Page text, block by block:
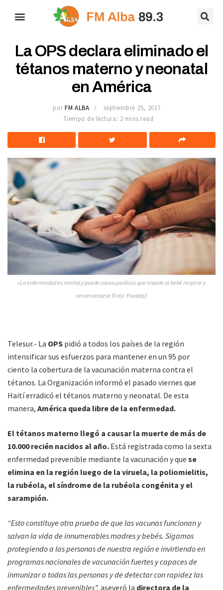
La OPS declara eliminado el
tétanos materno y neonatal
en América
por FM ALBA
septiembre 25, 2017
Tiempo de lectura: 2 mins read
»La enfermedad es mortal y puede causa parálisis que impide al bebé respirar y
amamantarse (Foto: Pixabay)
Telesur.- La OPS pidió a todos los países de la región
intensificar sus esfuerzos para mantener en un 95 por
ciento la cobertura de la vacunación materna contra el
tétanos. La Organización informó el pasado viernes que
Haití erradicó el tétanos materno y neonatal. De esta
manera, América queda libre de la enfermedad.
El tétanos materno llegó a causar la muerte de más de
10.000 recién nacidos al año. Está registrada como la sexta
enfermedad prevenible mediante la vacunación y que se
elimina en la región luego de la viruela, la poliomielitis,
la rubéola, el síndrome de la rubéola congénita y el
sarampión.
“Esto constituye otra prueba de que las vacunas funcionan y
salvan la vida de innumerables madres y bebés. Sigamos
protegiendo a las personas de nuestra región e invirtiendo en
programas nacionales de vacunación fuertes y capaces de
inmunizar a todas las personas y de detectar con rapidez las
enfermedades prevenibles”, aseveró la directora de la